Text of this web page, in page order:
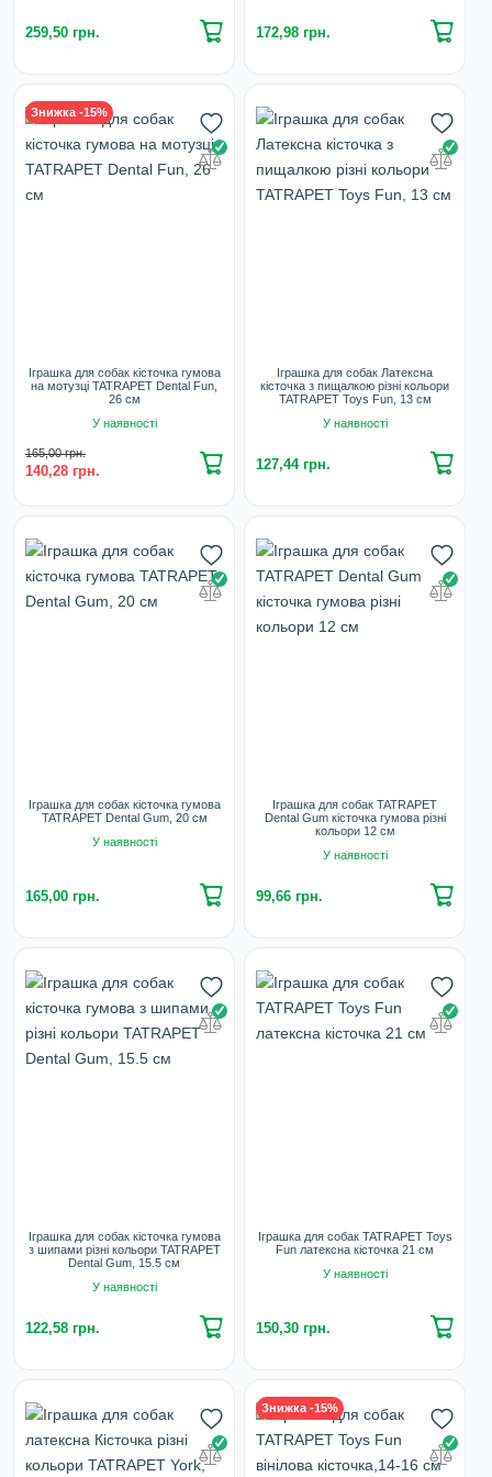
259,50 грн. 172,98 грн.
Знижка -15%
Іграшка для собак кісточка гумова
на мотузці TATRAPET Dental Fun,
26 см
У наявності
165,00 грн.
140,28 грн.
Іграшка для собак Латексна
кісточка з пищалкою різні кольори
TATRAPET Toys Fun, 13 см
У наявності
127,44 грн.
Іграшка для собак кісточка гумова
TATRAPET Dental Gum, 20 см
У наявності
165,00 грн.
Іграшка для собак TATRAPET
Dental Gum кісточка гумова різні
кольори 12 см
У наявності
99,66 грн.
Іграшка для собак кісточка гумова
з шипами різні кольори TATRAPET
Dental Gum, 15.5 см
У наявності
122,58 грн.
Іграшка для собак TATRAPET Toys
Fun латексна кісточка 21 см
У наявності
150,30 грн.
Знижка -15%